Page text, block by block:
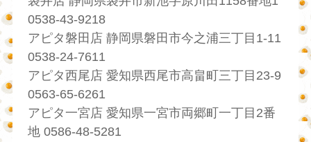
0538-43-9218
アピタ磐田店 静岡県磐田市今之浦三丁目1-11
0538-24-7611
アピタ西尾店 愛知県西尾市高畠町三丁目23-9
0563-65-6261
アピタ一宮店 愛知県一宮市両郷町一丁目2番
地 0586-48-5281